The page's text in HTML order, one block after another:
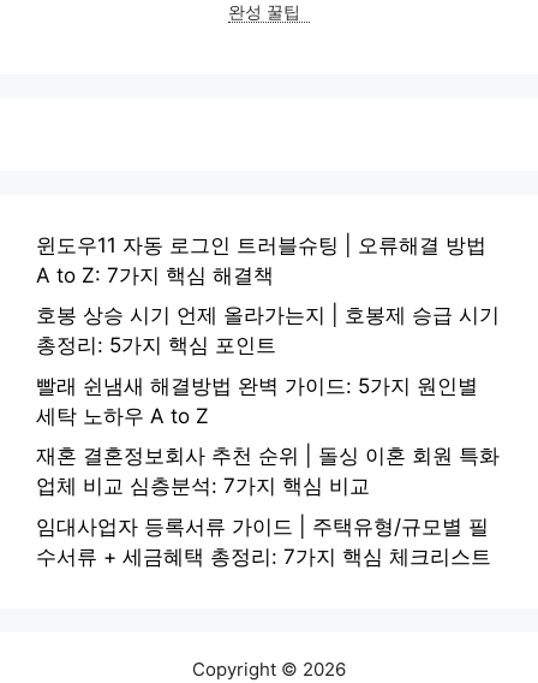
완성 꿀팁
윈도우11 자동 로그인 트러블슈팅 | 오류해결 방법
A to Z: 7가지 핵심 해결책
호봉 상승 시기 언제 올라가는지 | 호봉제 승급 시기
총정리: 5가지 핵심 포인트
빨래 쉰냄새 해결방법 완벽 가이드: 5가지 원인별
세탁 노하우 A to Z
재혼 결혼정보회사 추천 순위 | 돌싱 이혼 회원 특화
업체 비교 심층분석: 7가지 핵심 비교
임대사업자 등록서류 가이드 | 주택유형/규모별 필
수서류 + 세금혜택 총정리: 7가지 핵심 체크리스트
Copyright © 2026